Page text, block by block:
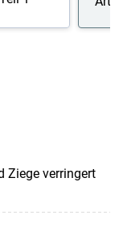
Ziege verringert